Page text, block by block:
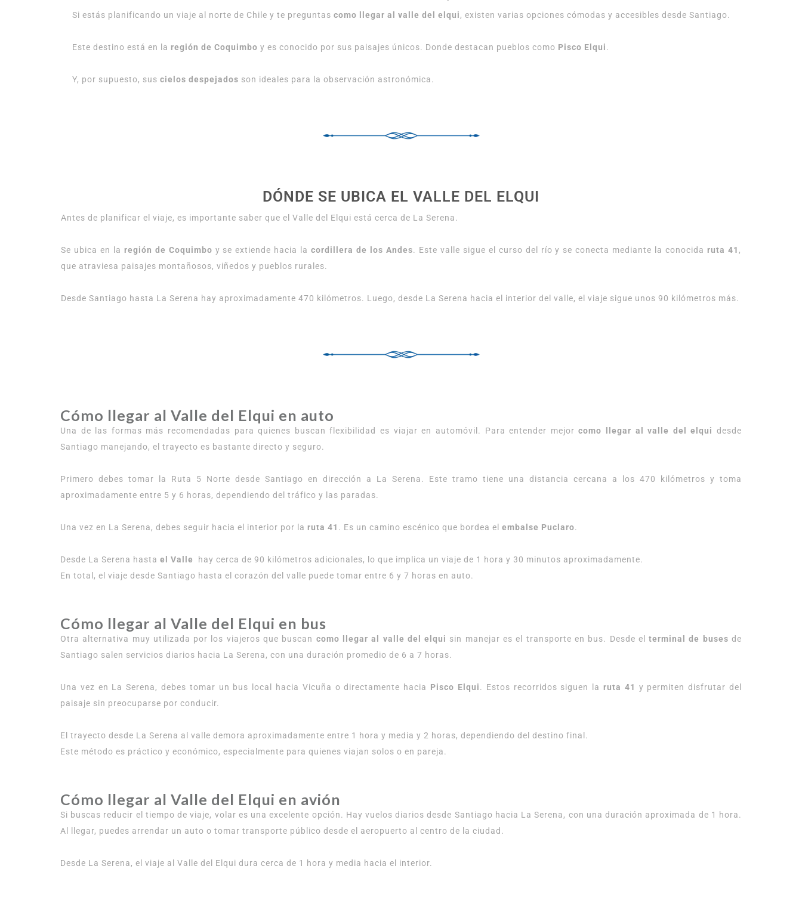
Si estás planificando un viaje al norte de Chile y te preguntas como llegar al valle del elqui, existen varias opciones cómodas y accesibles desde Santiago.
Este destino está en la región de Coquimbo y es conocido por sus paisajes únicos. Donde destacan pueblos como Pisco Elqui.
Y, por supuesto, sus cielos despejados son ideales para la observación astronómica.
DÓNDE SE UBICA EL VALLE DEL ELQUI
Antes de planificar el viaje, es importante saber que el Valle del Elqui está cerca de La Serena.
Se ubica en la región de Coquimbo y se extiende hacia lacordillera de los Andes. Este valle sigue el curso del río y se conecta mediante la conocida ruta 41 ,
que atraviesa paisajes montañosos, viñedos y pueblos rurales.
Desde Santiago hasta La Serena hay aproximadamente 470 kilómetros. Luego, desde La Serena hacia el interior del valle, el viaje sigue unos 90 kilómetros más.
Cómo llegar al Valle del Elqui en auto
Una de las formas más recomendadas para quienes buscan flexibilidad es viajar en automóvil. Para entender mejorcomo llegar al valle del elqui desde
Santiago manejando, el trayecto es bastante directo y seguro.
Primero debes tomar la Ruta 5 Norte desde Santiago en dirección a La Serena. Este tramo tiene una distancia cercana a los 470 kilómetros y toma
aproximadamente entre 5 y 6 horas, dependiendo del tráfico y las paradas.
Una vez en La Serena, debes seguir hacia el interior por la ruta 41 . Es un camino escénico que bordea el embalse Puclaro.
Desde La Serena hasta el Valle
hay cerca de 90 kilómetros adicionales, lo que implica un viaje de 1 hora y 30 minutos aproximadamente.
En total, el viaje desde Santiago hasta el corazón del valle puede tomar entre 6 y 7 horas en auto.
Cómo llegar al Valle del Elqui en bus
Otra alternativa muy utilizada por los viajeros que buscan como llegar al valle del elqui sin manejar es el transporte en bus. Desde elterminal de buses de
Santiago salen servicios diarios hacia La Serena, con una duración promedio de 6 a 7 horas.
Una vez en La Serena, debes tomar un bus local hacia Vicuña o directamente hacia Pisco Elqui. Estos recorridos siguen la ruta 41 y permiten disfrutar del
paisaje sin preocuparse por conducir.
El trayecto desde La Serena al valle demora aproximadamente entre 1 hora y media y 2 horas, dependiendo del destino final.
Este método es práctico y económico, especialmente para quienes viajan solos o en pareja.
Cómo llegar al Valle del Elqui en avión
Si buscas reducir el tiempo de viaje, volar es una excelente opción. Hay vuelos diarios desde Santiago hacia La Serena, con una duración aproximada de 1 hora.
Al llegar, puedes arrendar un auto o tomar transporte público desde el aeropuerto al centro de la ciudad.
Desde La Serena, el viaje al Valle del Elqui dura cerca de 1 hora y media hacia el interior.